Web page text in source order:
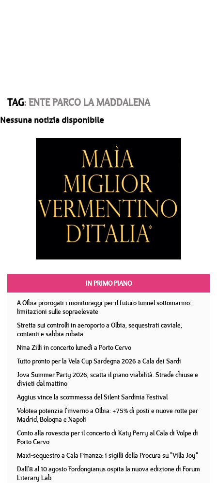
TAG: ENTE PARCO LA MADDALENA
Nessuna notizia disponibile
IN PRIMO PIANO
A Olbia prorogati i monitoraggi per il futuro tunnel sottomarino:
limitazioni sulle sopraelevate
Stretta sui controlli in aeroporto a Olbia, sequestrati caviale,
contanti e sabbia rubata
Nina Zilli in concerto lunedì a Porto Cervo
Tutto pronto per la Vela Cup Sardegna 2026 a Cala dei Sardi
Jova Summer Party 2026, scatta il piano viabilità. Strade chiuse e
divieti dal mattino
Aggius vince la scommessa del Silent Sardinia Festival
Volotea potenzia l'inverno a Olbia: +75% di posti e nuove rotte per
Madrid, Bologna e Napoli
Conto alla rovescia per il concerto di Katy Perry al Cala di Volpe di
Porto Cervo
Maxi-sequestro a Cala Finanza: i sigilli della Procura su "Villa Joy"
Dall'8 al 10 agosto Fordongianus ospita la nuova edizione di Forum
Literary Lab